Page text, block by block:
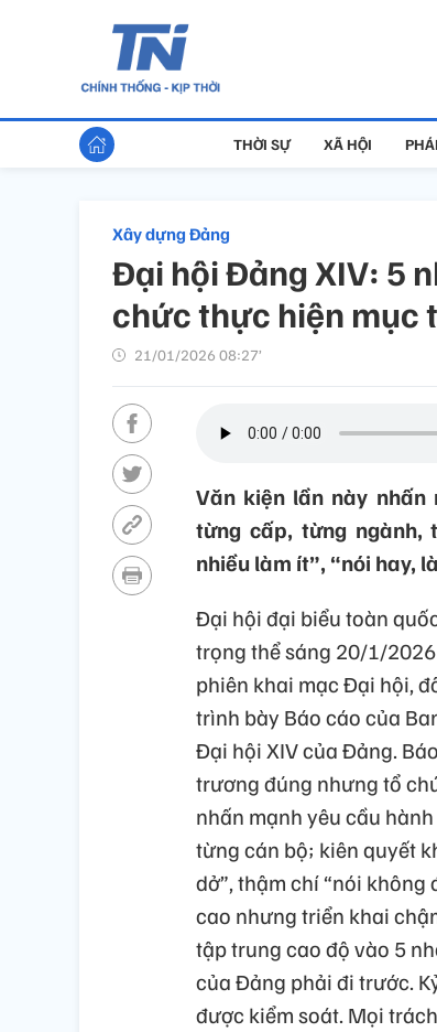
THỜI SỰ XÃ HỘI
Xây dựng Đảng
Đại hội Đảng XIV: 5
chức thực hiện mục
21/01/2026 08:27’
Văn kiện lần này nhấn
từng cấp, từng ngành,
nhiều làm ít”, “nói hay,
Đại hộiđại biểutoànqu
trọng thểsáng 20/1/
phiên khai mạcĐại hội,đ
trình bày Báocáocủa
Đại hội XIV củaĐảng. Báo
trươngđúng nhưngtổ
nhấn mạnhyêucầu hành
từngcán bộ; kiênquyết
dở”, thậmchí“nói không
cao nhưngtriển khai
tập trung caođộvào 5
củaĐảng phảiđi trước.
được kiểmsoát. Mọitrách